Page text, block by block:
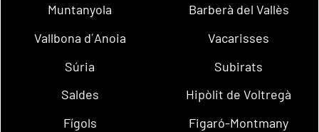
Muntanyola
Barberà del Vallès
Vallbona d´Anoia
Vacarisses
Súria
Subirats
Saldes
Hipòlit de Voltregà
Fígols
Figaró-Montmany